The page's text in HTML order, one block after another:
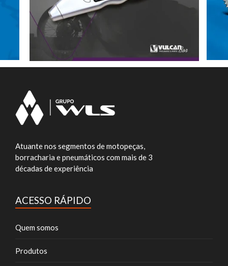
Atuante nos segmentos de motopeças,
borracharia e pneumáticos com mais de 3
décadas de experiência
ACESSO RÁPIDO
Quem somos
Produtos